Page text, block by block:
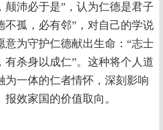
颠沛必于是”，认为仁德是君子
孤，必有邻”，对自己的学说
意为守护仁德献出生命：“志士
有杀身以成仁”。这种将个人道
为一体的仁者情怀，深刻影响
效家国的价值取向。